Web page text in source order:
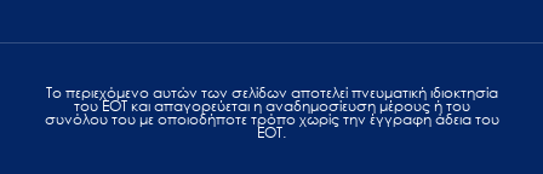
Το περιεχόμενο αυτών των σελίδων αποτελεί πvευματική ιδιοκτησία
του ΕΟΤ και απαγορεύεται η αναδημοσίευση μέρους ή του
συνόλου του με οποιοδήποτε τρόπο χωρίς την έγγραφη άδεια του
ΕΟΤ.